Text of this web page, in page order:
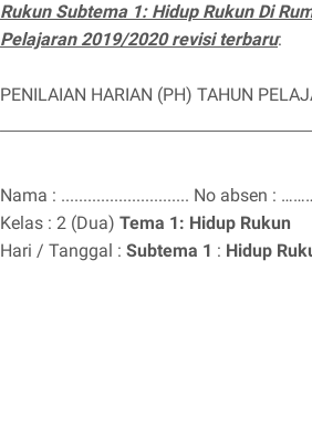
Rukun Subtema 1: Hidup Rukun Di
Pelajaran 2019/2020 revisi terbaru:
PENILAIAN HARIAN (PH) TAHUN
Nama : ............................. No absen :
Kelas : 2 (Dua) Tema 1: Hidup Rukun
Hari / Tanggal : Subtema 1 : Hidup